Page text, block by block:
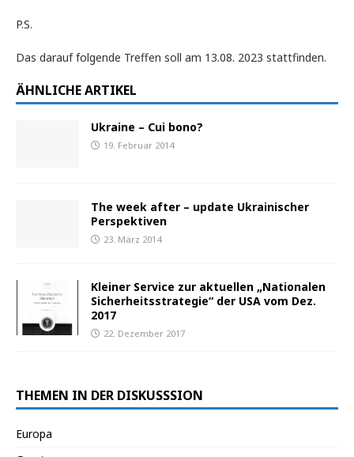
P.S.
Das darauf folgende Treffen soll am 13.08. 2023 stattfinden.
ÄHNLICHE ARTIKEL
Ukraine – Cui bono?
19. Februar 2014
The week after – update Ukrainischer
Perspektiven
23. März 2014
Kleiner Service zur aktuellen „Nationalen
Sicherheitsstrategie“ der USA vom Dez.
2017
22. Dezember 2017
THEMEN IN DER DISKUSSSION
Europa